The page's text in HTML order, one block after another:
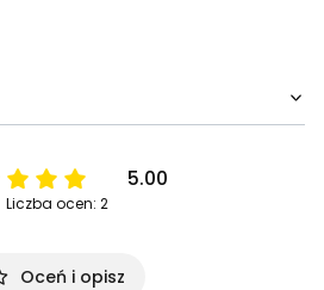
5.00
Liczba ocen: 2
Oceń i opisz